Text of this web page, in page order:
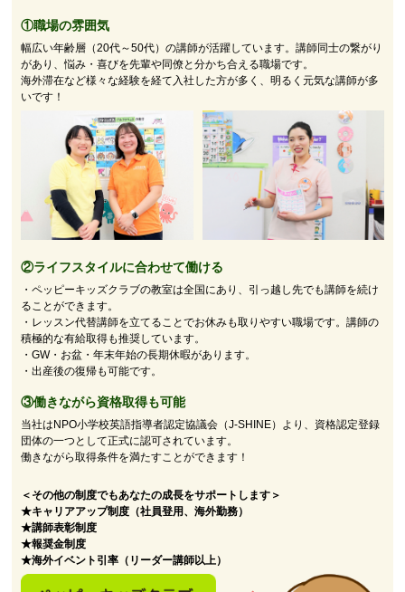
①職場の雰囲気
幅広い年齢層（20代～50代）の講師が活躍しています。講師同士の繋がり
があり、悩み・喜びを先輩や同僚と分かち合える職場です。
海外滞在など様々な経験を経て入社した方が多く、明るく元気な講師が多
いです！
②ライフスタイルに合わせて働ける
・ペッピーキッズクラブの教室は全国にあり、引っ越し先でも講師を続け
ることができます。
・レッスン代替講師を立てることでお休みも取りやすい職場です。講師の
積極的な有給取得も推奨しています。
・GW・お盆・年末年始の長期休暇があります。
・出産後の復帰も可能です。
③働きながら資格取得も可能
当社はNPO小学校英語指導者認定協議会（J-SHINE）より、資格認定登録
団体の一つとして正式に認可されています。
働きながら取得条件を満たすことができます！
＜その他の制度でもあなたの成長をサポートします＞
★キャリアアップ制度（社員登用、海外勤務）
★講師表彰制度
★報奨金制度
★海外イベント引率（リーダー講師以上）